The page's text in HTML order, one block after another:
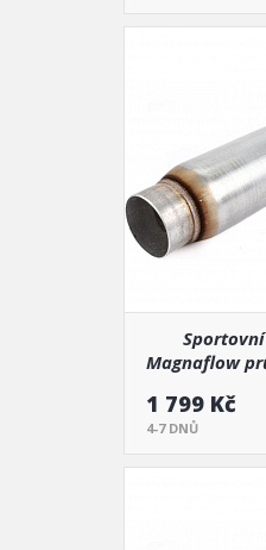
Magnaflow
1 799 Kč
4-7 DNŮ